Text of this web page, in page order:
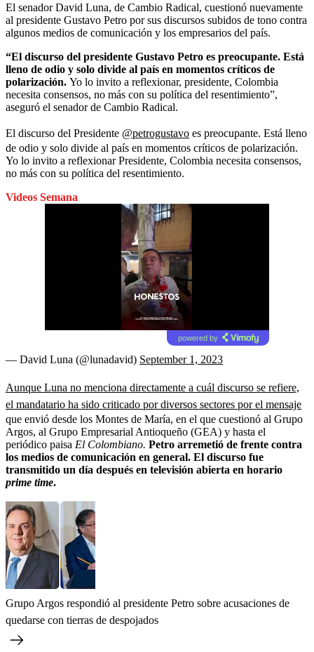
El senador David Luna, de Cambio Radical, cuestionó nuevamente
al presidente Gustavo Petro por sus discursos subidos de tono contra
algunos medios de comunicación y los empresarios del país.
“El discurso del presidente Gustavo Petro es preocupante. Está
lleno de odio y solo divide al país en momentos críticos de
polarización. Yo lo invito a reflexionar, presidente, Colombia
necesita consensos, no más con su política del resentimiento”,
aseguró el senador de Cambio Radical.
El discurso del Presidente @petrogustavo es preocupante. Está lleno
de odio y solo divide al país en momentos críticos de polarización.
Yo lo invito a reflexionar Presidente, Colombia necesita consensos,
no más con su política del resentimiento.
Videos Semana
powered by
— David Luna (@lunadavid) September 1, 2023
Aunque Luna no menciona directamente a cuál discurso se refiere,
el mandatario ha sido criticado por diversos sectores por el mensaje
que envió desde los Montes de María, en el que cuestionó al Grupo
Argos, al Grupo Empresarial Antioqueño (GEA) y hasta el
periódico paisa El Colombiano. Petro arremetió de frente contra
los medios de comunicación en general. El discurso fue
transmitido un día después en televisión abierta en horario
prime time.
Grupo Argos respondió al presidente Petro sobre acusaciones de
quedarse con tierras de despojados